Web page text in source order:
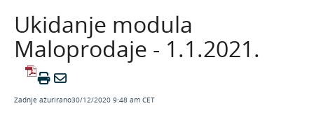
Srpanj 2026.
Svibanj 2026.
Veljača 2026.
Siječanj 2026.
Ukidanje modula
Maloprodaje - 1.1.2021.
Zadnje ažurirano30/12/2020 9:48 am CET